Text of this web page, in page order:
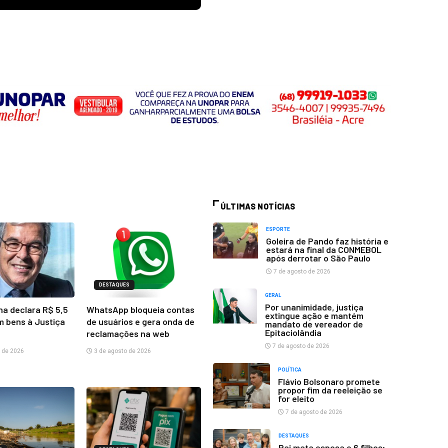
declara R$ 5,5
bens à Justiça
2026
DESTAQUES
WhatsApp bloqueia contas
de usuários e gera onda de
reclamações na web
3 de agosto de 2026
ÚLTIMAS NOTÍCIAS
ESPORTE
Goleira de Pando faz história e
estará na final da CONMEBOL
após derrotar o São Paulo
7 de agosto de 2026
GERAL
Por unanimidade, justiça
extingue ação e mantém
mandato de vereador de
Epitaciolândia
7 de agosto de 2026
POLÍTICA
Flávio Bolsonaro promete
propor fim da reeleição se
for eleito
7 de agosto de 2026
DESTAQUES